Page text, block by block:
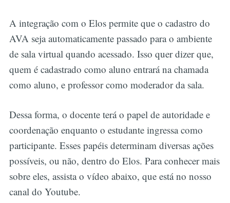
A integração com o Elos permite que o cadastro do
AVA seja automaticamente passado para o ambiente
de sala virtual quando acessado. Isso quer dizer que,
quem é cadastrado como aluno entrará na chamada
como aluno, e professor como moderador da sala.
Dessa forma, o docente terá o papel de autoridade e
coordenação enquanto o estudante ingressa como
participante. Esses papéis determinam diversas ações
possíveis, ou não, dentro do Elos. Para conhecer mais
sobre eles, assista o vídeo abaixo, que está no nosso
canal do Youtube.